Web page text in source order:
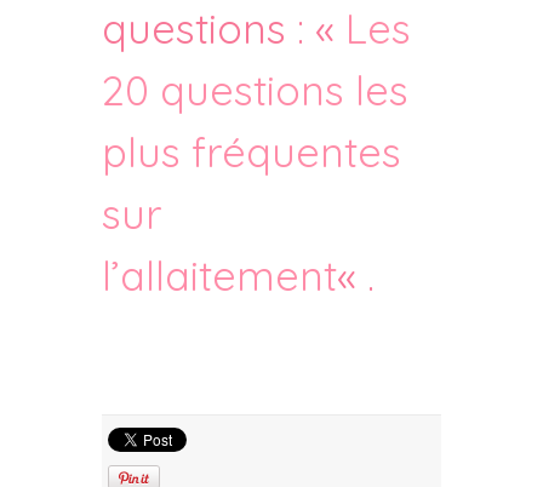
questions : « Les
20 questions les
plus fréquentes
sur
l’allaitement« .